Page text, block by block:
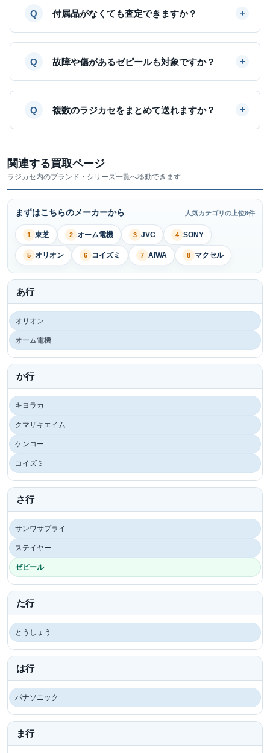
付属品がなくても査定できますか？
故障や傷があるゼピールも対象ですか？
複数のラジカセをまとめて送れますか？
関連する買取ページ
ラジカセ内のブランド・シリーズ一覧へ移動できます
まずはこちらのメーカーから 人気カテゴリの上位8件
1 東芝 2 オーム電機 3 JVC 4 SONY
5 オリオン 6 コイズミ 7 AIWA 8 マクセル
あ行
オリオン
オーム電機
か行
キヨラカ
クマザキエイム
ケンコー
コイズミ
さ行
サンワサプライ
ステイヤー
ゼピール
た行
とうしょう
は行
パナソニック
ま行